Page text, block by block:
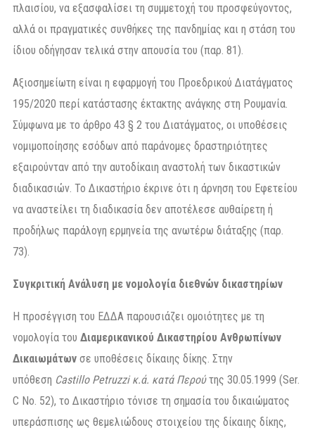
πλαισίου, να εξασφαλίσει τη συμμετοχή του προσφεύγοντος,
αλλά οι πραγματικές συνθήκες της πανδημίας και η στάση του
ίδιου οδήγησαν τελικά στην απουσία του (παρ. 81).
Αξιοσημείωτη είναι η εφαρμογή του Προεδρικού Διατάγματος
195/2020 περί κατάστασης έκτακτης ανάγκης στη Ρουμανία.
Σύμφωνα με το άρθρο 43 § 2 του Διατάγματος, οι υποθέσεις
νομιμοποίησης εσόδων από παράνομες δραστηριότητες
εξαιρούνταν από την αυτοδίκαιη αναστολή των δικαστικών
διαδικασιών. Το Δικαστήριο έκρινε ότι η άρνηση του Εφετείου
να αναστείλει τη διαδικασία δεν αποτέλεσε αυθαίρετη ή
προδήλως παράλογη ερμηνεία της ανωτέρω διάταξης (παρ.
73).
Συγκριτική Ανάλυση με νομολογία διεθνών δικαστηρίων
Η προσέγγιση του ΕΔΔΑ παρουσιάζει ομοιότητες με τη
νομολογία του Διαμερικανικού Δικαστηρίου Ανθρωπίνων
Δικαιωμάτων σε υποθέσεις δίκαιης δίκης. Στην
υπόθεση Castillo Petruzzi κ.ά. κατά Περούτης 30.05.1999 (Ser.
C No. 52), το Δικαστήριο τόνισε τη σημασία του δικαιώματος
υπεράσπισης ως θεμελιώδους στοιχείου της δίκαιης δίκης,